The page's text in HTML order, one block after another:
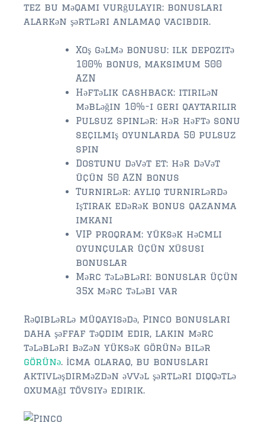
$150,000 – $350,000
$500,000 – $750,000
$750,000 – $1,000,000
$1,000,000 -$2,000,000
$2,000,000 and up
FLEMING ISLAND
$150,000 and down
$150,000 – $350,000
$350,000 – $500,000
$500,000 – $750,000
$750,000 – $1,000,000
$2,000,000 and up
GREEN COVE SPRINGS
$150,000 and down
$150,000 – $350,000
$350,000 – $500,000
tez bu məqamı vurğulayır: bonusları
alarkən şərtləri anlamaq vacibdir.
Xoş gəlmə bonusu: ilk depozitə
100% bonus, maksimum 500
AZN
Həftəlik cashback: itirilən
məbləğin 10%-i geri qaytarılır
Pulsuz spinlər: hər həftə sonu
seçilmiş oyunlarda 50 pulsuz
spin
Dostunu dəvət et: hər dəvət
üçün 50 AZN bonus
Turnirlər: aylıq turnirlərdə
iştirak edərək bonus qazanma
imkanı
VIP proqram: yüksək həcmli
oyunçular üçün xüsusi
bonuslar
Mərc tələbləri: bonuslar üçün
35x mərc tələbi var
Rəqiblərlə müqayisədə, Pinco bonusları
daha şəffaf təqdim edir, lakin mərc
tələbləri bəzən yüksək görünə bilər
görünə. İcma olaraq, bu bonusları
aktivləşdirməzdən əvvəl şərtləri diqqətlə
oxumağı tövsiyə edirik.